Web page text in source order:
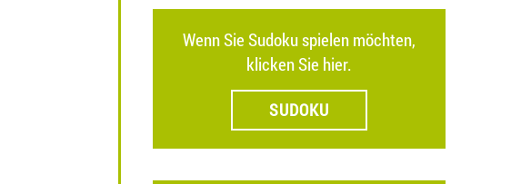
Wenn Sie Sudoku spielen möchten,
klicken Sie hier.
SUDOKU